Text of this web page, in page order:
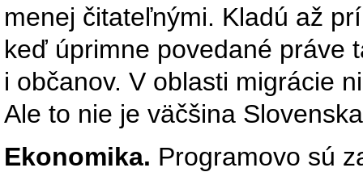
menej čitateľnými. Kladú až
keď úprimne povedané práve
i občanov. V oblasti migrácie
Ale to nie je väčšina
Ekonomika. Programovo sú